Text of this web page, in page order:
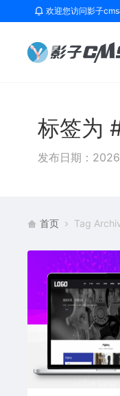
欢迎您访问影子
标签为
发布日期：
首页 Tag